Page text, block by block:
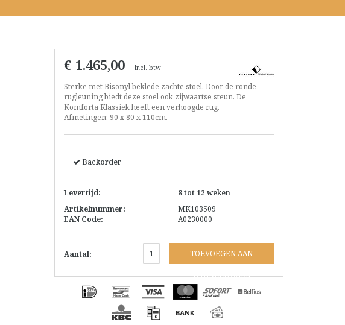
€ 1.465,00 Incl. btw
Sterke met Bisonyl beklede zachte stoel. Door de ronde
rugleuning biedt deze stoel ook zijwaartse steun. De
Komforta Klassiek heeft een verhoogde rug.
Afmetingen: 90 x 80 x 110cm.
Backorder
Levertijd:
8 tot 12 weken
Artikelnummer:
MK103509
EAN Code:
A0230000
Aantal: TOEVOEGEN AAN
WINKELWAGEN